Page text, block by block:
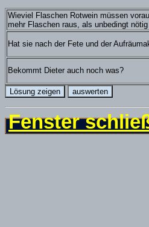
Wieviel Flaschen Rotwein müssen
mehr Flaschen raus, als unbedingt
Hat sie nach der Fete und der
Bekommt Dieter auch noch was?
Fenster